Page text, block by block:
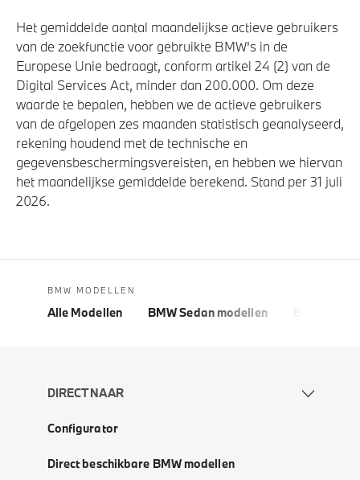
Het gemiddelde aantal maandelijkse actieve gebruikers
van de zoekfunctie voor gebruikte BMW's in de
Europese Unie bedraagt, conform artikel 24 (2) van de
Digital Services Act, minder dan 200.000. Om deze
waarde te bepalen, hebben we de actieve gebruikers
van de afgelopen zes maanden statistisch geanalyseerd,
rekening houdend met de technische en
gegevensbeschermingsvereisten, en hebben we hiervan
het maandelijkse gemiddelde berekend. Stand per 31 juli
2026.
BMW MODELLEN
Alle Modellen BMW Sedan modellen
DIRECT NAAR
Configurator
Direct beschikbare BMW modellen